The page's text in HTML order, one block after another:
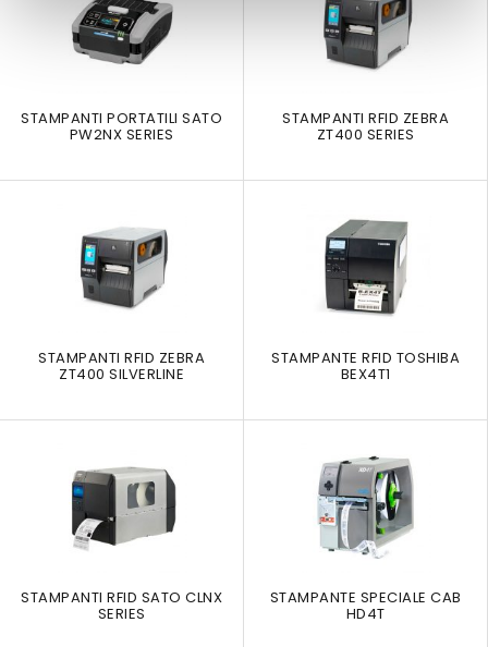
STAMPANTI PORTATILI SATO
PW2NX SERIES
STAMPANTI RFID ZEBRA
ZT400 SERIES
STAMPANTI RFID ZEBRA
ZT400 SILVERLINE
STAMPANTE RFID TOSHIBA
BEX4T1
STAMPANTI RFID SATO CLNX
SERIES
STAMPANTE SPECIALE CAB
HD4T